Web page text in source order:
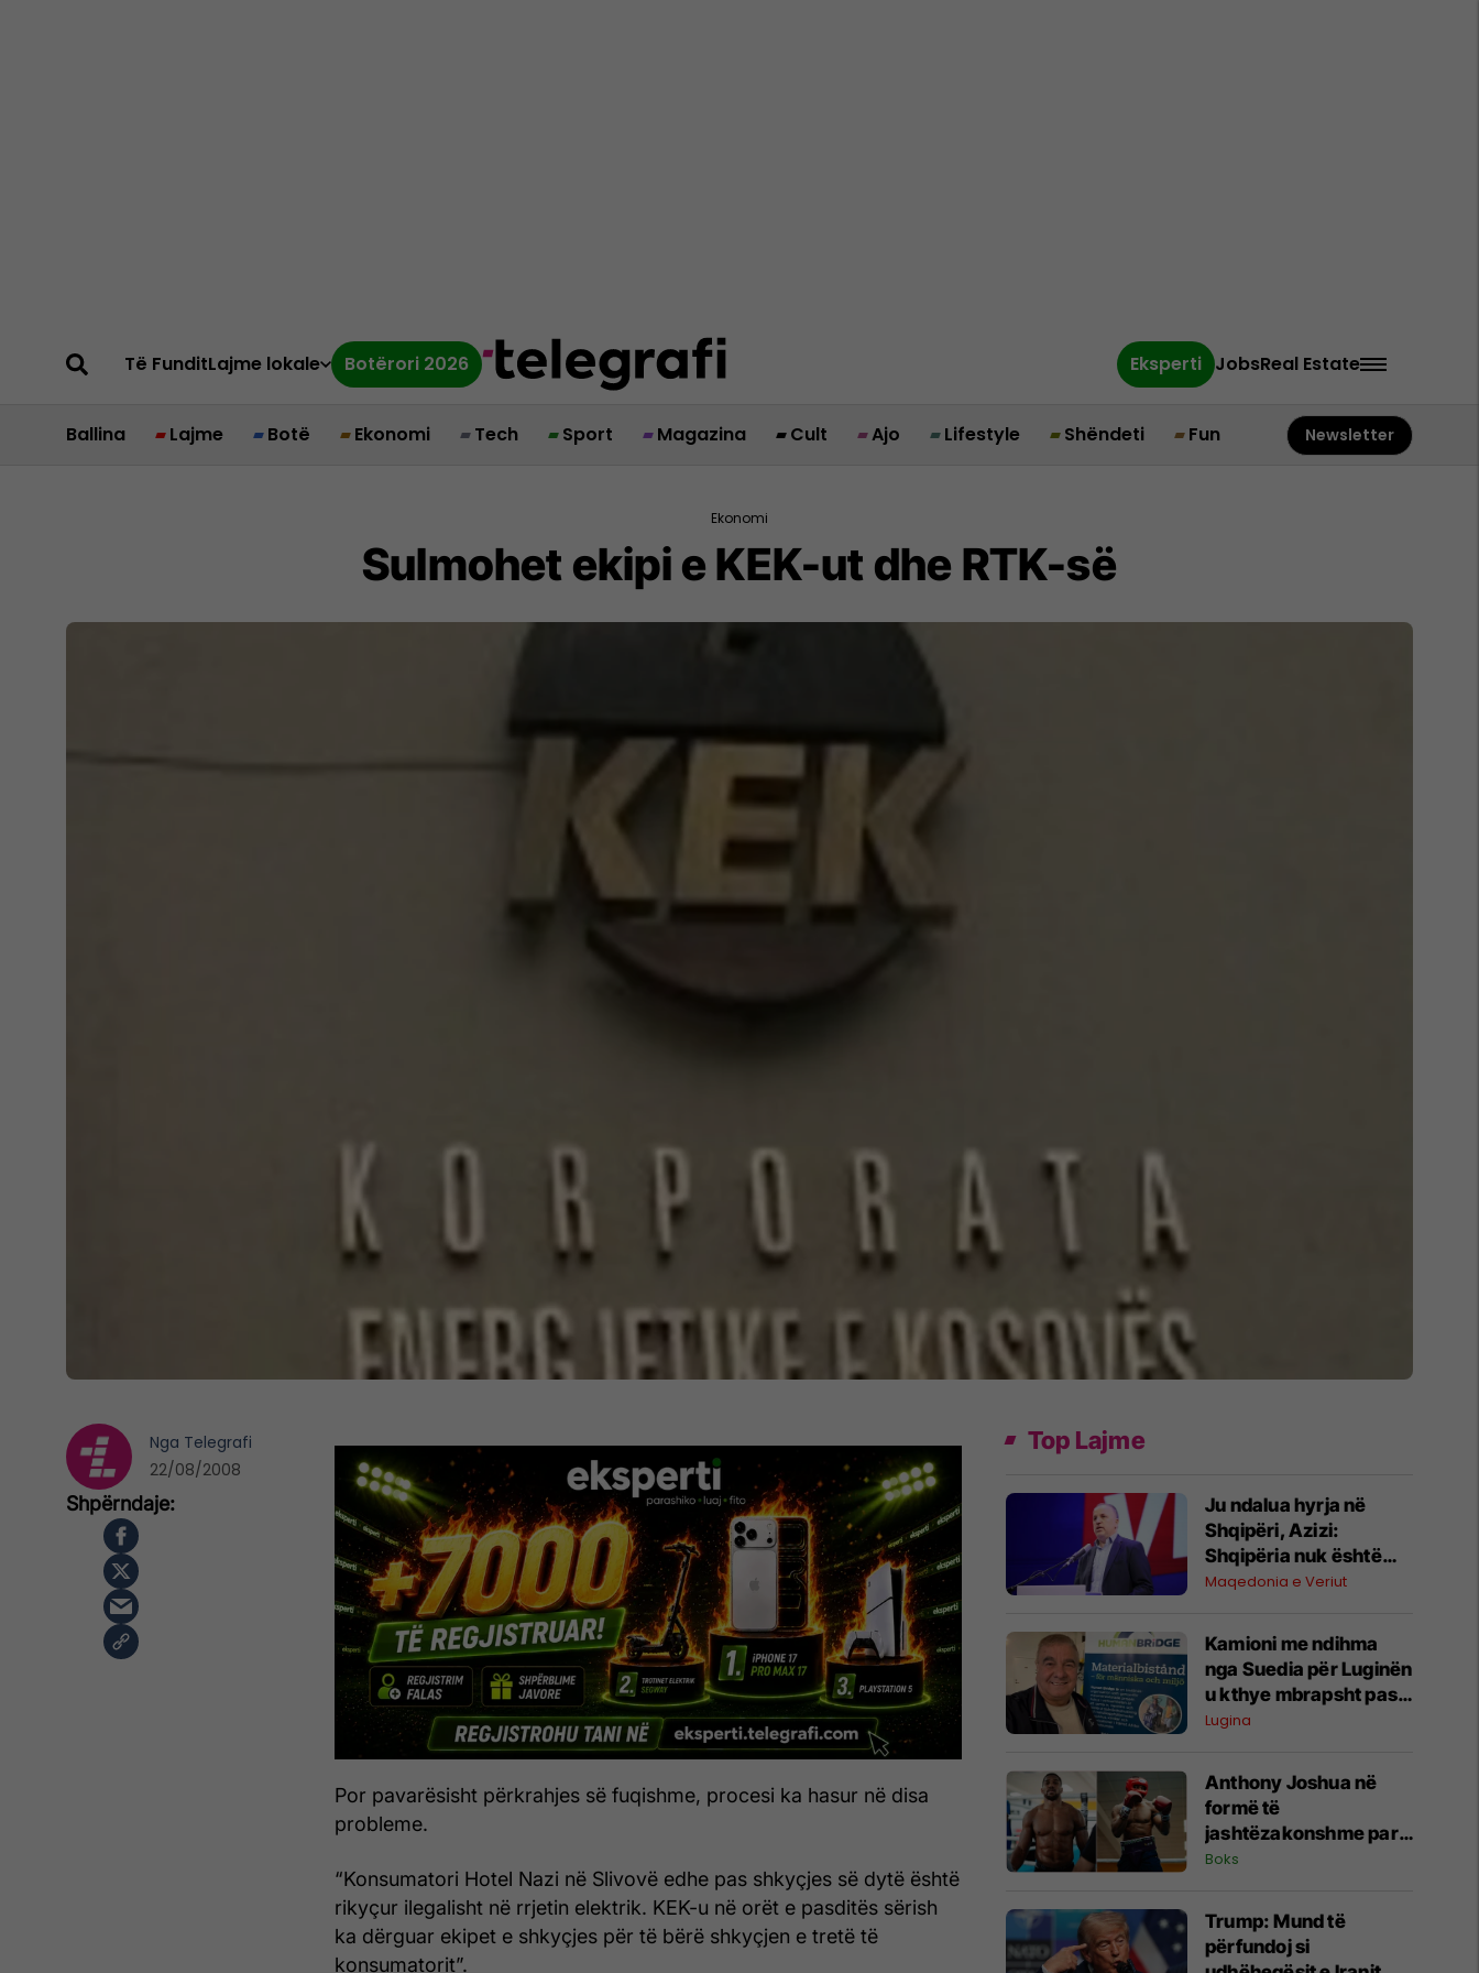
Të FunditLajme lokale Botërori 2026 Eksperti JobsReal Estate
Ballina Lajme Botë Ekonomi Tech Sport Magazina Cult Ajo Lifestyle Shëndeti Fun Newsletter
Ekonomi
Sulmohet ekipi e KEK-ut dhe RTK-së
Por pavarësisht përkrahjes së fuqishme, procesi ka hasur në disa
probleme.
“Konsumatori Hotel Nazi në Slivovë edhe pas shkyçjes së dytë është
rikyçur ilegalisht në rrjetin elektrik. KEK-u në orët e pasditës sërish
ka dërguar ekipet e shkyçjes për të bërë shkyçjen e tretë të
konsumatorit”.
Nga Telegrafi
22/08/2008
Top Lajme
Ju ndalua hyrja në
Shqipëri, Azizi:
Shqipëria nuk është
pronë e askujt
Maqedonia e Veriut
Kamioni me ndihma
nga Suedia për Luginën
u kthye mbrapsht pas
bllokimit rreth 20 ditë
Lugina
Anthony Joshua në
formë të
jashtëzakonshme para
duelit me Kristian
Boks
Trump: Mund të
përfundoj si